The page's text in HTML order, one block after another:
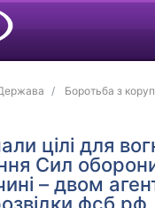
Боротьба з
цілі для
Сил
– двом